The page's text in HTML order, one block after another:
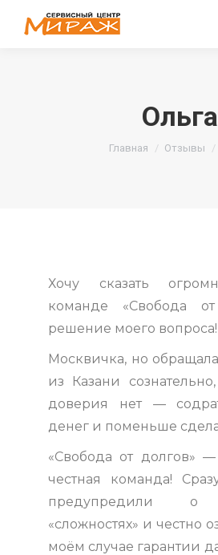
Ольга
Вы здесь:
Главная Отзывы
Хочу сказать
команде «Свобода
решение моего вопроса!
Москвичка, но
из Казани
доверия нет —
денег и поменьше
«Свобода от долгов»
честная команда!
предупредили о
«сложностях» и честно
моём случае гарантии